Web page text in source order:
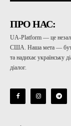
ПРО НАС:
UA-Platform — це
США. Наша мета — бути
та надихає українську
діалог.